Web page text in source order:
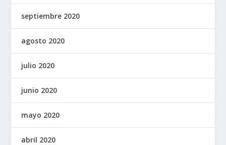
septiembre 2020
agosto 2020
julio 2020
junio 2020
mayo 2020
abril 2020